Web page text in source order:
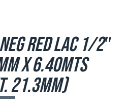
Red LAC 1/2″
x 6.40mts
21.3mm)